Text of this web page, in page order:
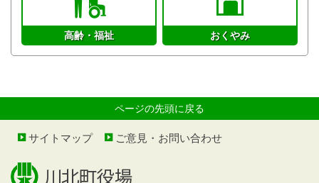
高齢・福祉 おくやみ
ページの先頭に戻る
サイトマップ ご意見・お問い合わせ